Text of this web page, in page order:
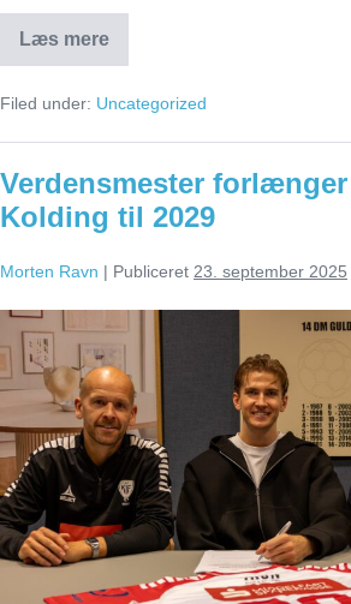
Læs mere
KIF
Kolding
og
danske
Filed under: Uncategorized
Verdensmester forlænger
Kolding til 2029
Morten Ravn | Publiceret 23. september 2025
Verdensmester
forlænger
med
KIF
Kolding
til
2029